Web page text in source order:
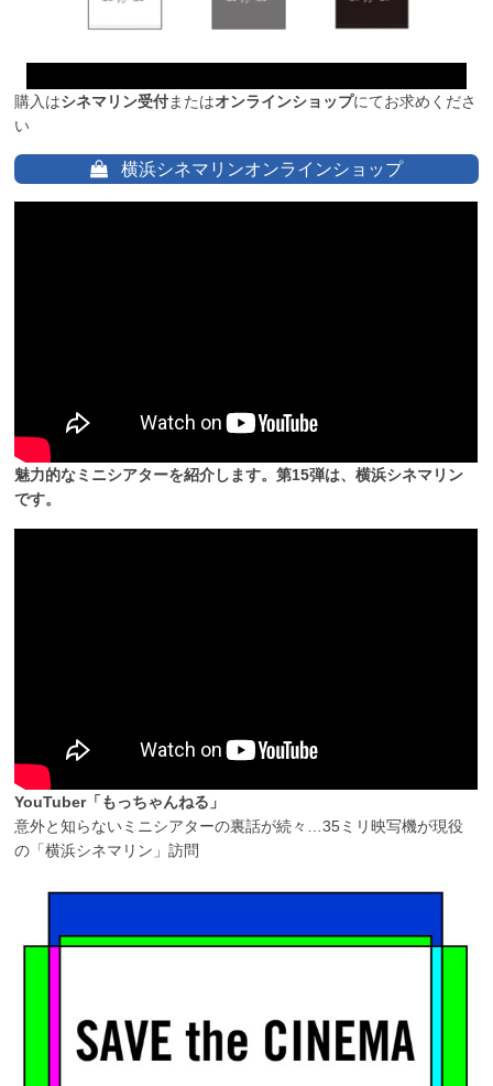
購入はシネマリン受付またはオンラインショップにてお求めくださ
い
横浜シネマリンオンラインショップ
魅力的なミニシアターを紹介します。第15弾は、横浜シネマリン
です。
YouTuber「もっちゃんねる」
意外と知らないミニシアターの裏話が続々…35ミリ映写機が現役
の「横浜シネマリン」訪問